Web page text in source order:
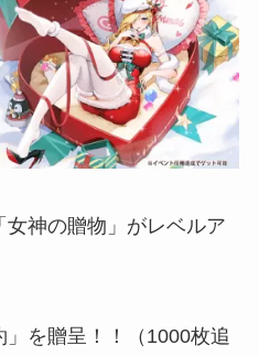
神の贈物」がレベルア
を贈呈！！（1000枚追